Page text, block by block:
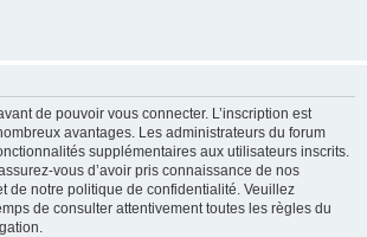
de pouvoir vous connecter. L’inscription est
avantages. Les administrateurs du forum
supplémentaires aux utilisateurs inscrits.
vous d’avoir pris connaissance de nos
de notre politique de confidentialité. Veuillez
de consulter attentivement toutes les règles du